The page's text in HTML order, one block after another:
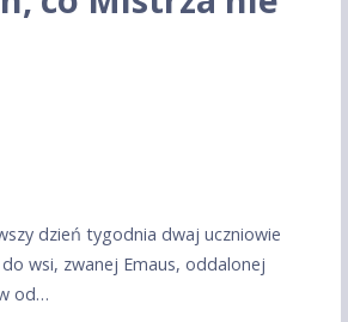
dzień tygodnia dwaj uczniowie
wsi, zwanej Emaus, oddalonej
od…